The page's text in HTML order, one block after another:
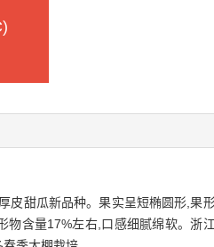
皮甜瓜新品种。果实呈短椭圆形,
物含量17%左右,口感细腻绵软。